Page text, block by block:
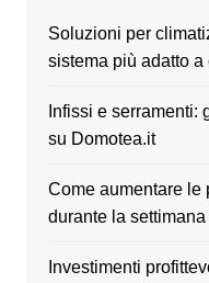
Soluzioni per
sistema più adatto
Infissi e serramenti:
su Domotea.it
Come aumentare le
durante la settimana
Investimenti